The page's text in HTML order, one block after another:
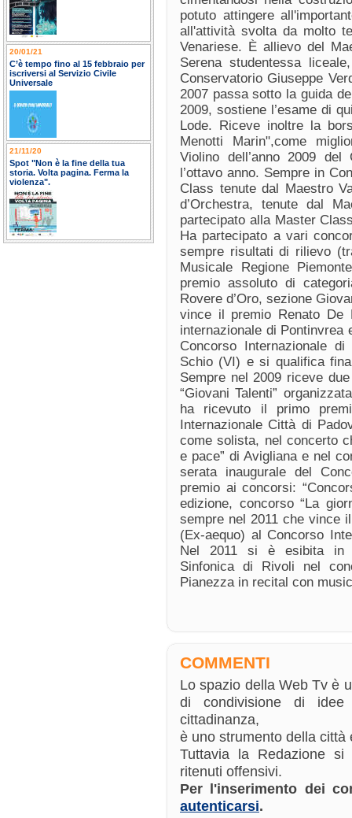
20/01/21
C’è tempo fino al 15 febbraio per
iscriversi al Servizio Civile
Universale
21/11/20
Spot "Non è la fine della tua
storia. Volta pagina. Ferma la
violenza".
potuto attingere
all'attività svolta da molto
Venariese. È allievo del
Serena studentessa
Conservatorio Giuseppe
2007 passa sotto la guida
2009, sostiene l’esame di
Lode. Riceve inoltre la
Menotti Marin",come
Violino dell’anno 2009
l’ottavo anno. Sempre in
Class tenute dal Maestro
d’Orchestra, tenute dal
partecipato alla Master
Ha partecipato a vari
sempre risultati di rilievo
Musicale Regione
premio assoluto di
Rovere d’Oro, sezione
vince il premio Renato De
internazionale di Pontinvrea
Concorso Internazionale
Schio (VI) e si qualifica
Sempre nel 2009 riceve
“Giovani Talenti”
ha ricevuto il primo
Internazionale Città di
come solista, nel concerto
e pace” di Avigliana e nel
serata inaugurale del
premio ai concorsi:
edizione, concorso “La
sempre nel 2011 che vince
(Ex-aequo) al Concorso
Nel 2011 si è esibita in
Sinfonica di Rivoli nel
Pianezza in recital con
COMMENTI
Lo spazio della Web Tv è
di condivisione di
cittadinanza,
è uno strumento della città
Tuttavia la Redazione
ritenuti offensivi.
Per l'inserimento dei
autenticarsi.